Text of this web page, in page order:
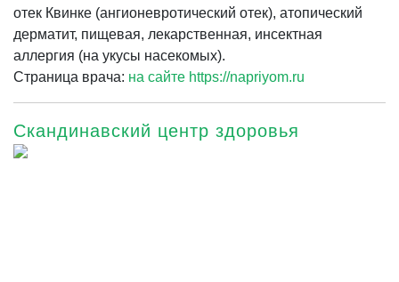
отек Квинке (ангионевротический отек), атопический
дерматит, пищевая, лекарственная, инсектная
аллергия (на укусы насекомых).
Страница врача: на сайте https://napriyom.ru
Скандинавский центр здоровья